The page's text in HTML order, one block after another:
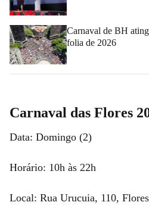
Carnaval de BH
folia de 2026
Carnaval das Flores
Data: Domingo (2)
Horário: 10h às 22h
Local: Rua Urucuia, 110,